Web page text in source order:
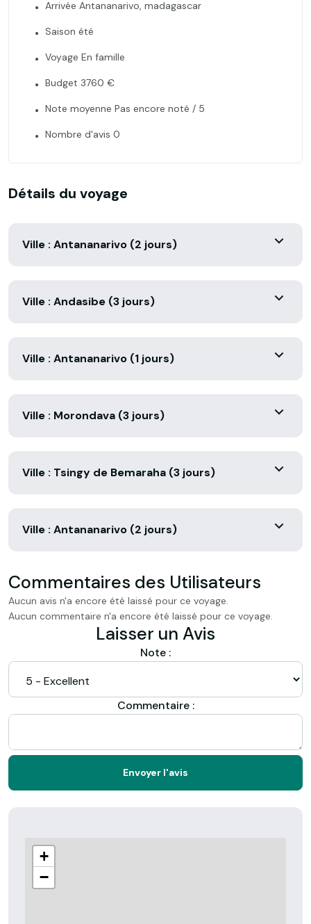
Arrivée Antananarivo, madagascar
Saison été
Voyage En famille
Budget 3760 €
Note moyenne Pas encore noté / 5
Nombre d'avis 0
Détails du voyage
Ville : Antananarivo (2 jours)
Ville : Andasibe (3 jours)
Ville : Antananarivo (1 jours)
Ville : Morondava (3 jours)
Ville : Tsingy de Bemaraha (3 jours)
Ville : Antananarivo (2 jours)
Commentaires des Utilisateurs
Aucun avis n'a encore été laissé pour ce voyage.
Aucun commentaire n'a encore été laissé pour ce voyage.
Laisser un Avis
Note :
Commentaire :
Envoyer l'avis
+
−